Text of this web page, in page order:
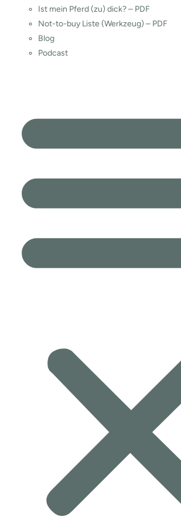
Ist mein Pferd (zu) dick? – PDF
Not-to-buy Liste (Werkzeug) – PDF
Blog
Podcast